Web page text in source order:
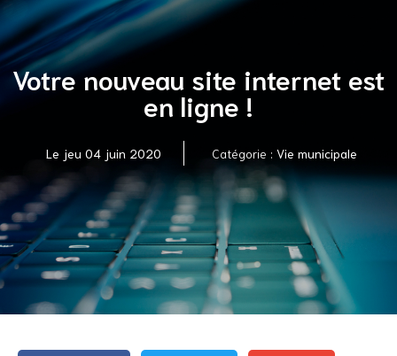
Votre nouveau site internet est
en ligne !
Le jeu 04 juin 2020 Catégorie : Vie municipale